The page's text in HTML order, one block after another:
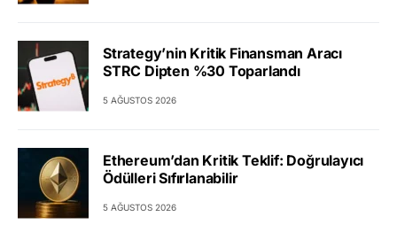
Strategy’nin Kritik Finansman Aracı
STRC Dipten %30 Toparlandı
5 AĞUSTOS 2026
Ethereum’dan Kritik Teklif: Doğrulayıcı
Ödülleri Sıfırlanabilir
5 AĞUSTOS 2026